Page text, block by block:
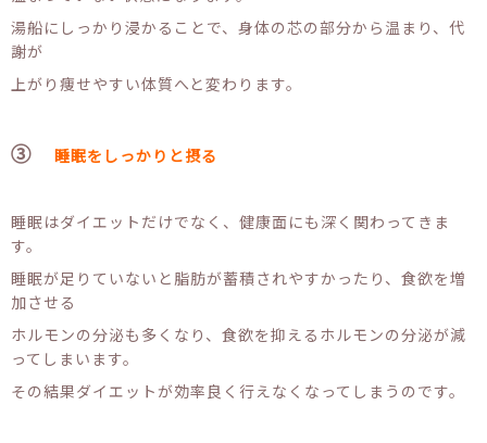
湯船にしっかり浸かることで、身体の芯の部分から温まり、代
謝が
上がり痩せやすい体質へと変わります。
③ 睡眠をしっかりと摂る
睡眠はダイエットだけでなく、健康面にも深く関わってきま
す。
睡眠が足りていないと脂肪が蓄積されやすかったり、食欲を増
加させる
ホルモンの分泌も多くなり、食欲を抑えるホルモンの分泌が減
ってしまいます。
その結果ダイエットが効率良く行えなくなってしまうのです。